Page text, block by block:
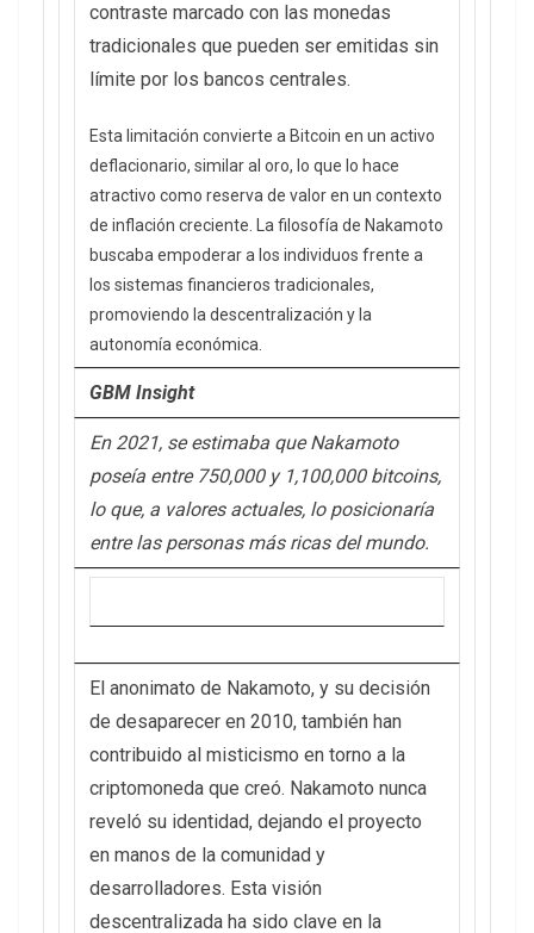
contraste marcado con las monedas
tradicionales que pueden ser emitidas sin
límite por los bancos centrales.
Esta limitación convierte a Bitcoin en un activo
deflacionario, similar al oro, lo que lo hace
atractivo como reserva de valor en un contexto
de inflación creciente. La filosofía de Nakamoto
buscaba empoderar a los individuos frente a
los sistemas financieros tradicionales,
promoviendo la descentralización y la
autonomía económica.
GBM Insight
En 2021, se estimaba que Nakamoto
poseía entre 750,000 y 1,100,000 bitcoins,
lo que, a valores actuales, lo posicionaría
entre las personas más ricas del mundo.
El anonimato de Nakamoto, y su decisión
de desaparecer en 2010, también han
contribuido al misticismo en torno a la
criptomoneda que creó. Nakamoto nunca
reveló su identidad, dejando el proyecto
en manos de la comunidad y
desarrolladores. Esta visión
descentralizada ha sido clave en la